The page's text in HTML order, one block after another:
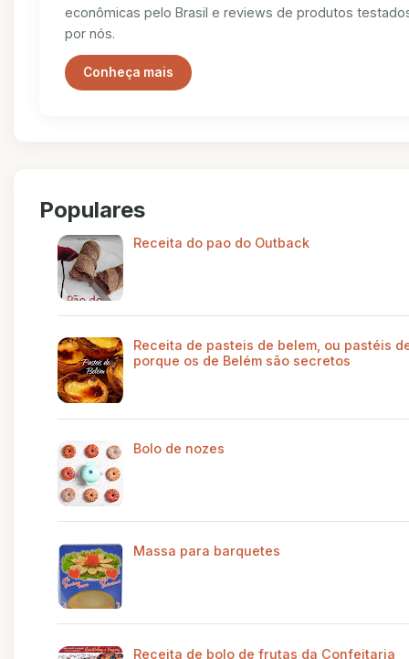
econômicas pelo Brasil e reviews de produtos
por nós.
Conheça mais
Populares
Receita do pao do Outback
Receita de pasteis de belem, ou pastéis
porque os de Belém são secretos
Bolo de nozes
Massa para barquetes
Receita de bolo de frutas da Confeitaria